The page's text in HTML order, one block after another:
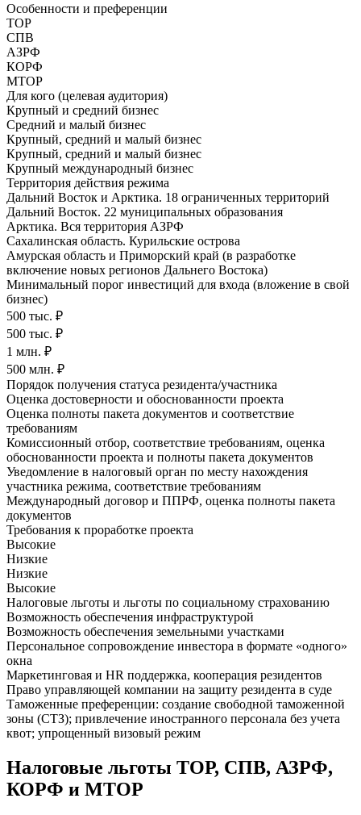
Особенности и преференции
ТОР
СПВ
АЗРФ
КОРФ
MТОР
Для кого (целевая аудитория)
Крупный и средний бизнес
Средний и малый бизнес
Крупный, средний и малый бизнес
Крупный, средний и малый бизнес
Крупный международный бизнес
Территория действия режима
Дальний Восток и Арктика. 18 ограниченных территорий
Дальний Восток. 22 муниципальных образования
Арктика. Вся территория АЗРФ
Сахалинская область. Курильские острова
Амурская область и Приморский край (в разработке
включение новых регионов Дальнего Востока)
Минимальный порог инвестиций для входа (вложение в свой
бизнес)
500 тыс. ₽
500 тыс. ₽
1 млн. ₽
500 млн. ₽
Порядок получения статуса резидента/участника
Оценка достоверности и обоснованности проекта
Оценка полноты пакета документов и соответствие
требованиям
Комиссионный отбор, соответствие требованиям, оценка
обоснованности проекта и полноты пакета документов
Уведомление в налоговый орган по месту нахождения
участника режима, соответствие требованиям
Международный договор и ППРФ, оценка полноты пакета
документов
Требования к проработке проекта
Высокие
Низкие
Низкие
Высокие
Налоговые льготы и льготы по социальному страхованию
Возможность обеспечения инфраструктурой
Возможность обеспечения земельными участками
Персональное сопровождение инвестора в формате «одного»
окна
Маркетинговая и HR поддержка, кооперация резидентов
Право управляющей компании на защиту резидента в суде
Таможенные преференции: создание свободной таможенной
зоны (СТЗ); привлечение иностранного персонала без учета
квот; упрощенный визовый режим
Налоговые льготы ТОР, СПВ, АЗРФ,
КОРФ и МТОР